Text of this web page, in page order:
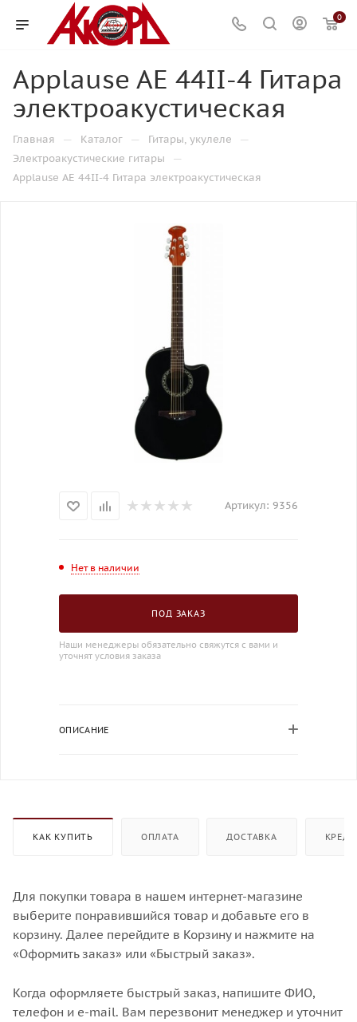
0
Applause AE 44II-4 Гитара
электроакустическая
Главная — Каталог — Гитары, укулеле —
Электроакустические гитары —
Applause AE 44II-4 Гитара электроакустическая
Артикул: 9356
Нет в наличии
ПОД ЗАКАЗ
Наши менеджеры обязательно свяжутся с вами и
уточнят условия заказа
ОПИСАНИЕ
КАК КУПИТЬ ОПЛАТА ДОСТАВКА
Для покупки товара в нашем интернет-магазине
выберите понравившийся товар и добавьте его в
корзину. Далее перейдите в Корзину и нажмите на
«Оформить заказ» или «Быстрый заказ».
Когда оформляете быстрый заказ, напишите ФИО,
телефон и e-mail. Вам перезвонит менеджер и уточнит